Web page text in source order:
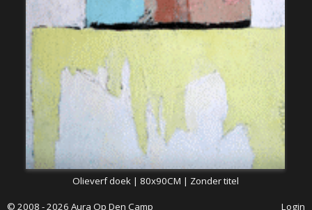
Olieverf doek | 80x90CM | Zonder titel
© 2008 - 2026 Aura Op Den Camp Login